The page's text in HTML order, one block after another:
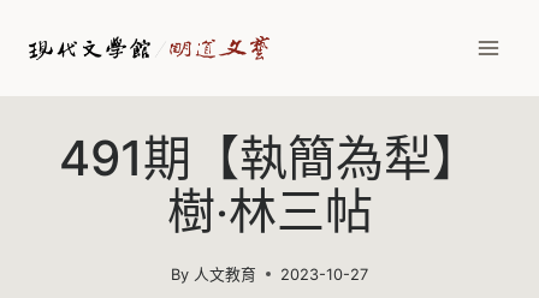
491期【執簡為犁】
樹‧林三帖
By 人文教育 2023-10-27